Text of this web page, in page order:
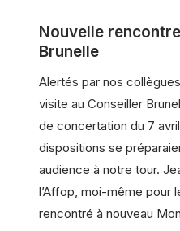
Nouvelle
Brunelle
Alertés par nos
visite au Conseiller
de concertation du 7
dispositions se
audience à notre tour.
l’Affop, moi-même pour
rencontré à nouveau